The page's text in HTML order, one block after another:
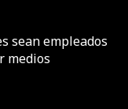
sean empleados
medios